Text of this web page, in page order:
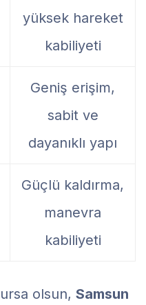
yüksek hareket
kabiliyeti
Geniş erişim,
sabit ve
dayanıklı yapı
Güçlü kaldırma,
manevra
kabiliyeti
olsun, Samsun